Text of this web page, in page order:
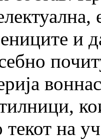
и
текот на